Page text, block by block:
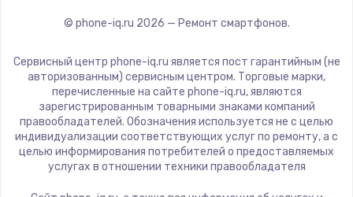
Elephone
BlackView
Google
Vertu
Tp-Link
© phone-iq.ru 2026 — Ремонт смартфонов.
Сервисный центр phone-iq.ru является пост гарантийным (не
авторизованным) сервисным центром. Торговые марки,
перечисленные на сайте phone-iq.ru, являются
зарегистрированным товарными знаками компаний
правообладателей. Обозначения используется не с целью
индивидуализации соответствующих услуг по ремонту, а с
целью информирования потребителей о предоставляемых
услугах в отношении техники правообладателя